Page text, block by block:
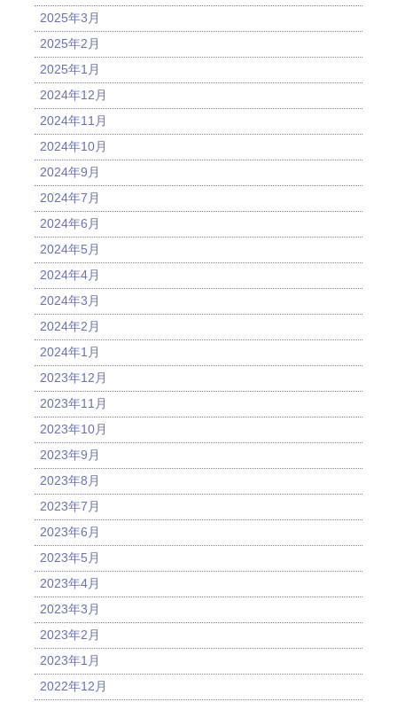
2025年3月
2025年2月
2025年1月
2024年12月
2024年11月
2024年10月
2024年9月
2024年7月
2024年6月
2024年5月
2024年4月
2024年3月
2024年2月
2024年1月
2023年12月
2023年11月
2023年10月
2023年9月
2023年8月
2023年7月
2023年6月
2023年5月
2023年4月
2023年3月
2023年2月
2023年1月
2022年12月